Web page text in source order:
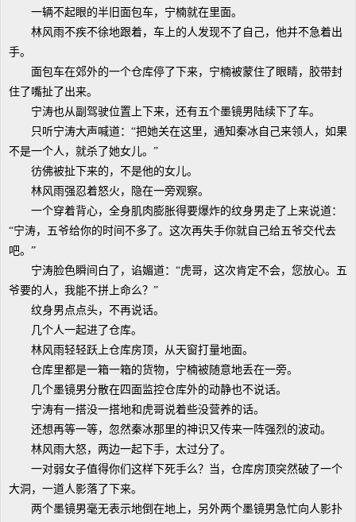
一辆不起眼的半旧面包车，宁楠就在里面。
林风雨不疾不徐地跟着，车上的人发现不了自己，他并不急着出
手。
面包车在郊外的一个仓库停了下来，宁楠被蒙住了眼睛，胶带封
住了嘴扯了出来。
宁涛也从副驾驶位置上下来，还有五个墨镜男陆续下了车。
只听宁涛大声喊道：“把她关在这里，通知秦冰自己来领人，如果
不是一个人，就杀了她女儿。”
彷佛被扯下来的，不是他的女儿。
林风雨强忍着怒火，隐在一旁观察。
一个穿着背心，全身肌肉膨胀得要爆炸的纹身男走了上来说道：
“宁涛，五爷给你的时间不多了。这次再失手你就自己给五爷交代去
吧。”
宁涛脸色瞬间白了，谄媚道：“虎哥，这次肯定不会，您放心。五
爷要的人，我能不拼上命么？”
纹身男点点头，不再说话。
几个人一起进了仓库。
林风雨轻轻跃上仓库房顶，从天窗打量地面。
仓库里都是一箱一箱的货物，宁楠被随意地丢在一旁。
几个墨镜男分散在四面监控仓库外的动静也不说话。
宁涛有一搭没一搭地和虎哥说着些没营养的话。
还想再等一等，忽然秦冰那里的神识又传来一阵强烈的波动。
林风雨大怒，两边一起下手，太过分了。
一对弱女子值得你们这样下死手么？当，仓库房顶突然破了一个
大洞，一道人影落了下来。
两个墨镜男毫无表示地倒在地上，另外两个墨镜男急忙向人影扑